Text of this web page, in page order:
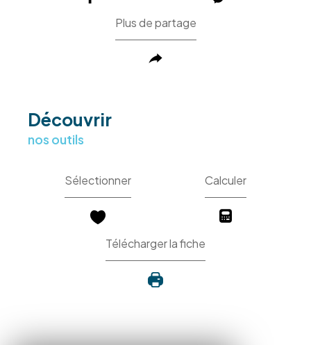
Plus de partage
découvrir
nos outils
Sélectionner Calculer
Télécharger la fiche